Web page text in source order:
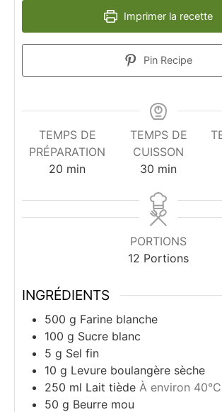
Imprimer la recette
Pin Recipe
TEMPS DE
PRÉPARATION
20 minutes
min
TEMPS DE
CUISSON
30 minutes
min
PORTIONS
12 Portions
INGRÉDIENTS
500 g Farine blanche
100 g Sucre blanc
5 g Sel fin
10 g Levure boulangère sèche
250 ml Lait tiède À environ 40°C
50 g Beurre mou